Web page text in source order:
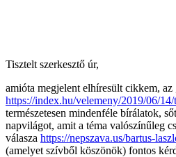
Tisztelt szerkesztő úr,
amióta megjelent elhíresült cikkem,
https://index.hu/velemeny/2019/06/
természetesen mindenféle bírálatok,
napvilágot, amit a téma valószínűleg
válasza https://nepszava.us/bartus-
(amelyet szívből köszönök) fontos